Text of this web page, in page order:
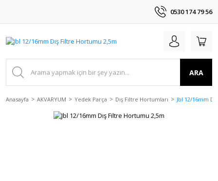
0530 174 79 56
ARA
Anasayfa AKVARYUM Yedek Parça Dış Filtre Hortumları Jbl 12/16mm